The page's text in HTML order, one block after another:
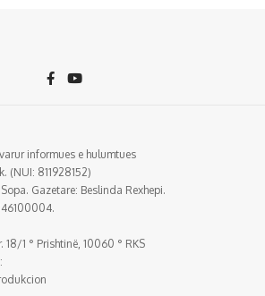
informues e hulumtues
(NUI: 811928152)
Gazetare: Beslinda Rexhepi.
18/1 ° Prishtinë, 10060 ° RKS